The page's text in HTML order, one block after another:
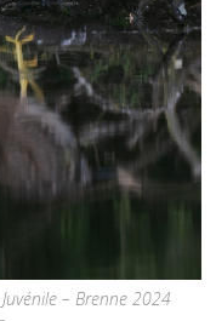
– Brenne 2024